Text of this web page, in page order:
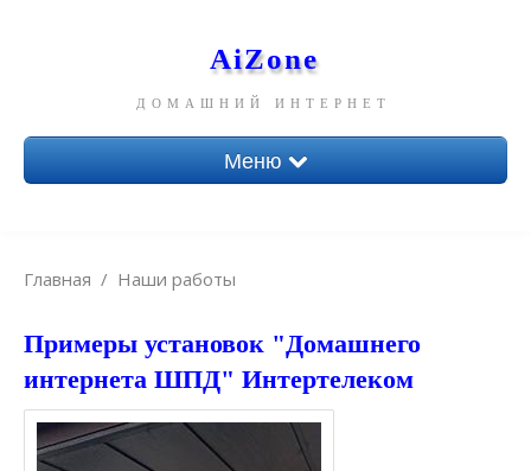
AiZone
ДОМАШНИЙ ИНТЕРНЕТ
Меню
Наши работы
Контакты
Главная / Наши работы
Примеры установок "Домашнего
интернета ШПД" Интертелеком